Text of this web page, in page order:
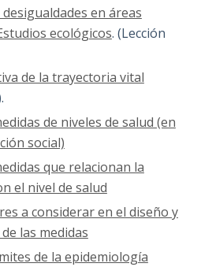
en áreas
ecológicos. (Lección
de la trayectoria vital
de niveles de salud (en
social)
que relacionan la
el nivel de salud
a considerar en el diseño y
las medidas
de la epidemiología